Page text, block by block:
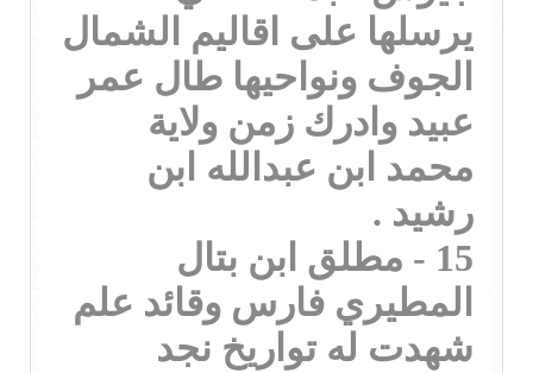
يرسلها على اقاليم الشمال
الجوف ونواحيها طال عمر
عبيد وادرك زمن ولاية
محمد ابن عبدالله ابن
رشيد .
15 - مطلق ابن بتال
المطيري فارس وقائد علم
شهدت له تواريخ نجد